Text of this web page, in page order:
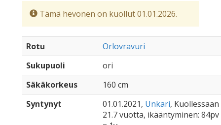
Tämä hevonen on kuollut 01.01.2026.
Rotu
Orlovravuri
Sukupuoli
ori
Säkäkorkeus
160 cm
Syntynyt
01.01.2021, Unkari, Kuollessaan
21.7 vuotta, ikääntyminen: 84pv